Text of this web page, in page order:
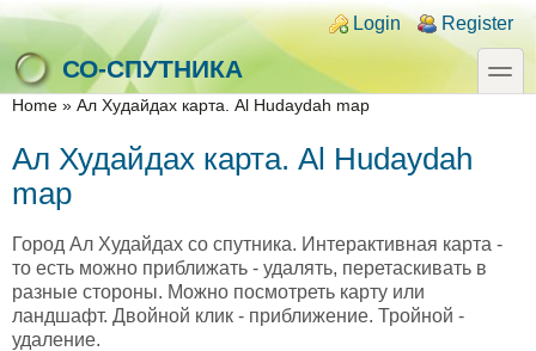
Skip to main content
Skip to search
Login links
Login Register
СО-СПУТНИКА
toggle
You are here
Home » Ал Худайдах карта. Al Hudaydah map
Ал Худайдах карта. Al Hudaydah
map
Город Ал Худайдах со спутника. Интерактивная карта -
то есть можно приближать - удалять, перетаскивать в
разные стороны. Можно посмотреть карту или
ландшафт. Двойной клик - приближение. Тройной -
удаление.